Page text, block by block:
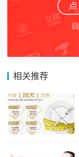
相关推荐